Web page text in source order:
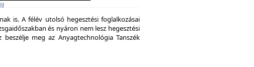
is. A félév utolsó hegesztési foglalkozásai
és nyáron nem lesz hegesztési
meg az Anyagtechnológia Tanszék